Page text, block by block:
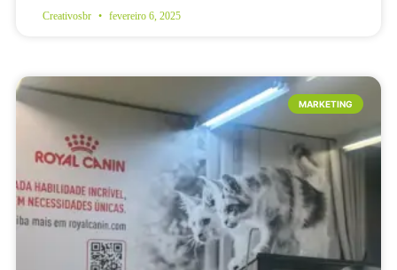
Creativosbr fevereiro 6, 2025
MARKETING